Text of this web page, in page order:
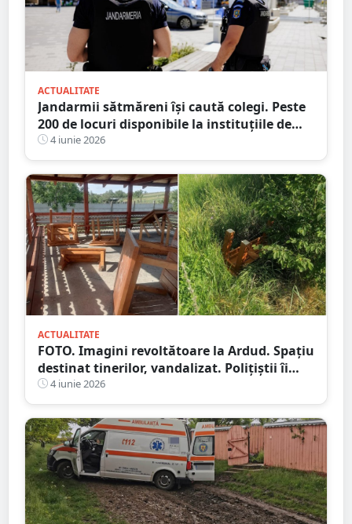
ACTUALITATE
Jandarmii sătmăreni își caută colegi. Peste
200 de locuri disponibile la instituțiile de
învățământ militar și de informații
4 iunie 2026
ACTUALITATE
FOTO. Imagini revoltătoare la Ardud. Spațiu
destinat tinerilor, vandalizat. Polițiștii îi
caută pe vinovați
4 iunie 2026